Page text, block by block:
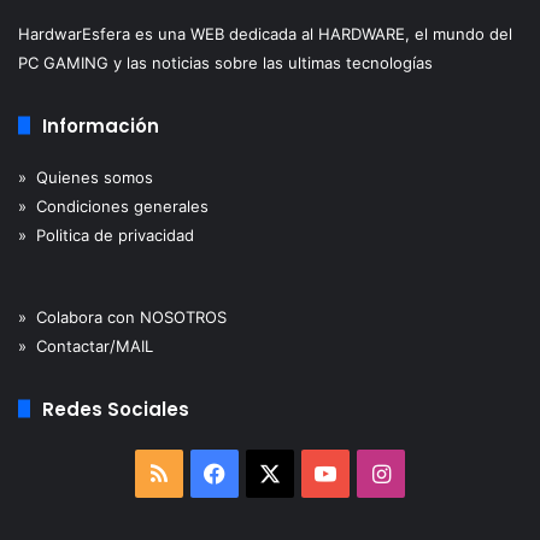
HardwarEsfera es una WEB dedicada al HARDWARE, el mundo del
PC GAMING y las noticias sobre las ultimas tecnologías
Información
» Quienes somos
» Condiciones generales
» Politica de privacidad
» Colabora con NOSOTROS
» Contactar/MAIL
Redes Sociales
RSS Facebook YouTubeInstagram